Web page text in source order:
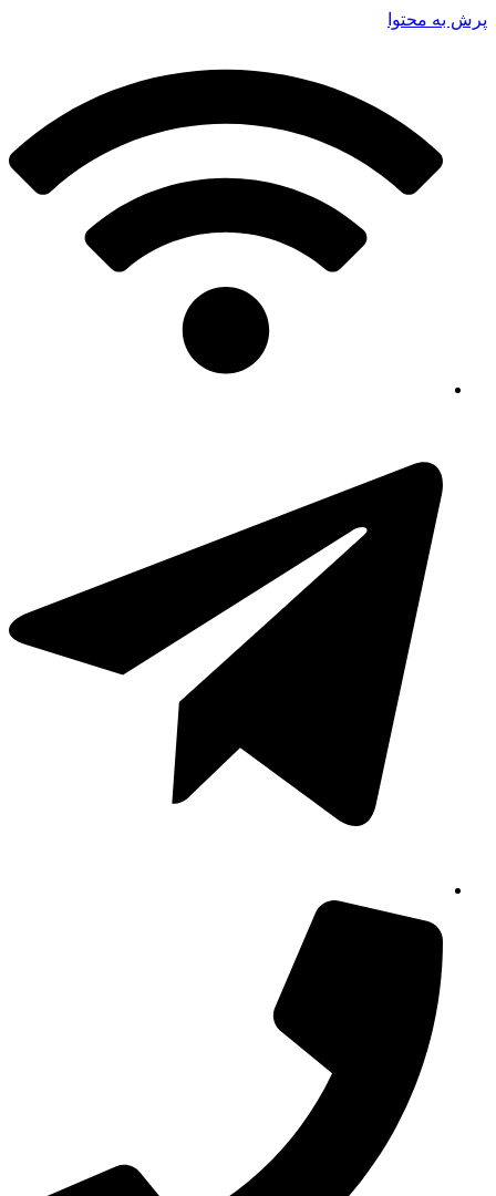
پرش به محتوا